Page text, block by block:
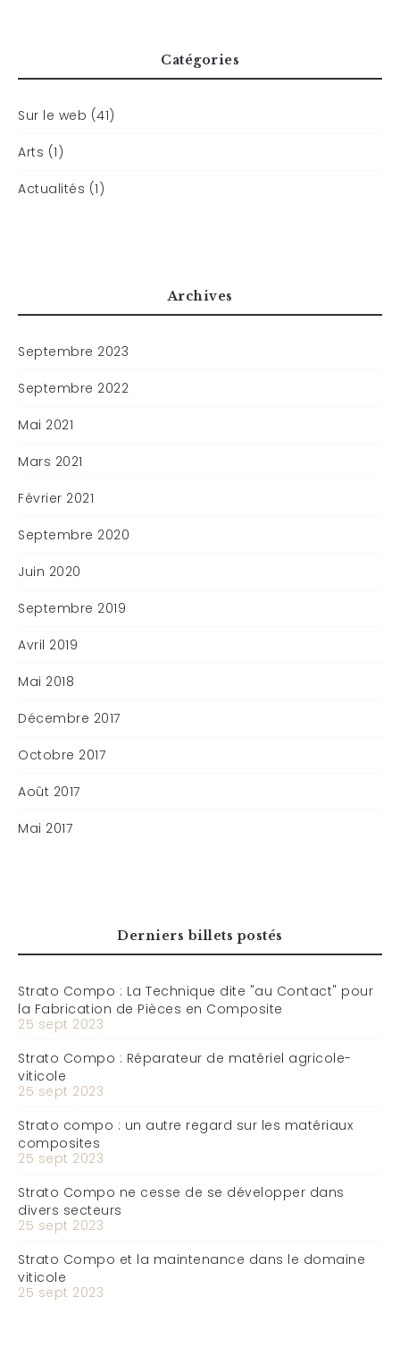
Catégories
Sur le web (41)
Arts (1)
Actualités (1)
Archives
Septembre 2023
Septembre 2022
Mai 2021
Mars 2021
Février 2021
Septembre 2020
Juin 2020
Septembre 2019
Avril 2019
Mai 2018
Décembre 2017
Octobre 2017
Août 2017
Mai 2017
Derniers billets postés
Strato Compo : La Technique dite "au Contact" pour
la Fabrication de Pièces en Composite
25 sept 2023
Strato Compo : Réparateur de matériel agricole-
viticole
25 sept 2023
Strato compo : un autre regard sur les matériaux
composites
25 sept 2023
Strato Compo ne cesse de se développer dans
divers secteurs
25 sept 2023
Strato Compo et la maintenance dans le domaine
viticole
25 sept 2023